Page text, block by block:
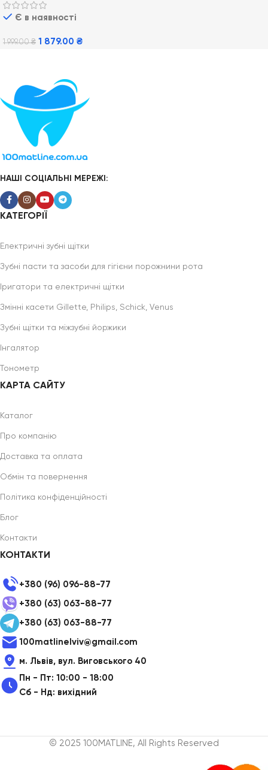
HX3601/01
Є в наявності
1 999.00₴ 1 879.00 ₴
НАШІ СОЦІАЛЬНІ МЕРЕЖІ:
КАТЕГОРІЇ
Електричні зубні щітки
Зубні пасти та засоби для гігієни порожнини рота
Іригатори та електричні щітки
Змінні касети Gillette, Philips, Schick, Venus
Зубні щітки та міжзубні йоржики
Інгалятор
Тонометр
КАРТА САЙТУ
Каталог
Про компанію
Доставка та оплата
Обмін та повернення
Політика конфіденційності
Блог
Контакти
КОНТАКТИ
+380 (96) 096-88-77
+380 (63) 063-88-77
+380 (63) 063-88-77
100matlinelviv@gmail.com
м. Львів, вул. Виговського 40
Пн - Пт: 10:00 - 18:00
Сб - Нд: вихідний
© 2025 100MATLINE, All Rights Reserved